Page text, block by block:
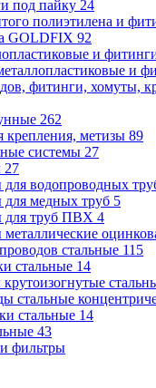
под пайку 24
полиэтилена и
GOLDFIX 92
и
и
фитинги, хомуты,
262
крепления, метизы 89
системы 27
27
водопроводных
медных труб 5
для труб ПВХ 4
стальные 115
стальные 14
стальные
стальные 14
43
фильтры